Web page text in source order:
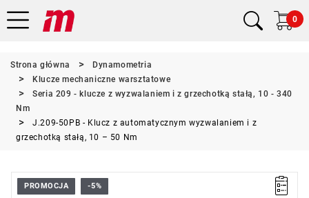
0
Strona główna
Dynamometria
Klucze mechaniczne warsztatowe
Seria 209 - klucze z wyzwalaniem i z grzechotką stałą, 10 - 340
Nm
J.209-50PB - Klucz z automatycznym wyzwalaniem i z
grzechotką stałą, 10 – 50 Nm
PROMOCJA -5%